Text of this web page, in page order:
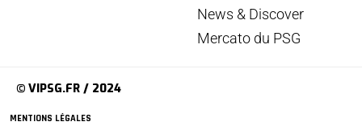
News & Discover
Mercato du PSG
© VIPSG.FR / 2024
MENTIONS LÉGALES